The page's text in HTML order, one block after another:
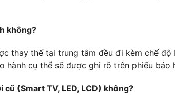
không?
thay thế tại trung tâm đều đi kèm chế
hành cụ thể sẽ được ghi rõ trên phiếu bảo
(Smart TV, LED, LCD) không?